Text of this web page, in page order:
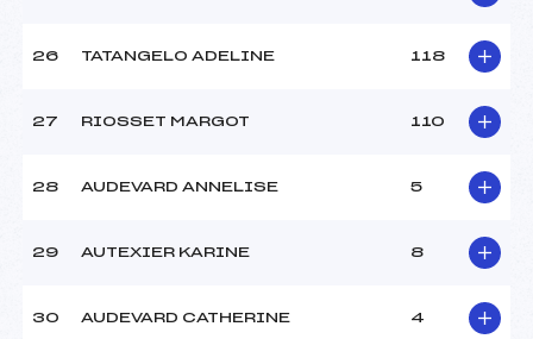
26 TATANGELO ADELINE 118
27 RIOSSET MARGOT 110
28 AUDEVARD ANNELISE 5
29 AUTEXIER KARINE 8
30 AUDEVARD CATHERINE 4